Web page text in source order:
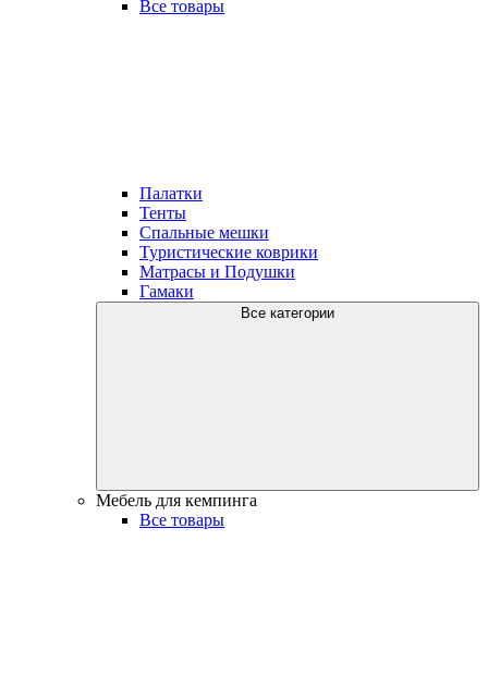
Все товары
Палатки
Тенты
Спальные мешки
Туристические коврики
Матрасы и Подушки
Гамаки
Все категории
Мебель для кемпинга
Все товары